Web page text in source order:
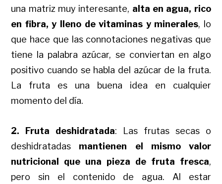
una matriz muy interesante, alta en agua, rico
en fibra, y lleno de vitaminas y minerales, lo
que hace que las connotaciones negativas que
tiene la palabra azúcar, se conviertan en algo
positivo cuando se habla del azúcar de la fruta.
La fruta es una buena idea en cualquier
momento del día.
2. Fruta deshidratada: Las frutas secas o
deshidratadas mantienen el mismo valor
nutricional que una pieza de fruta fresca,
pero sin el contenido de agua. Al estar